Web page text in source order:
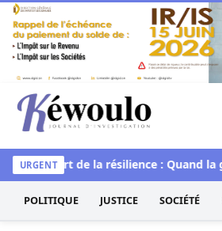
Aller au contenu
Kéwoulo, le premier site
URGENT
L’art de la résilience : Quand la
POLITIQUE JUSTICE SOCIÉTÉ